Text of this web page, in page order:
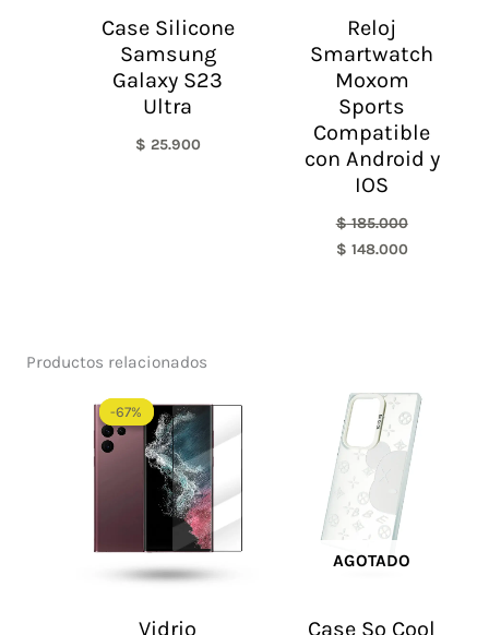
Case Silicone
Samsung
Galaxy S23
Ultra
$ 25.900
Reloj
Smartwatch
Moxom
Sports
Compatible
con Android y
IOS
$185.000
$ 148.000
Productos relacionados
-67%
-67%
Vidrio
precio
original
era:
$ 60.000.
precio
AGOTADO
Case So Cool